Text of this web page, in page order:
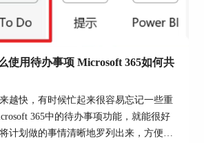
图3:显示计算值
要在全部函数中去翻找标准差函
标准差函数的英文名和公式，可
使用待办事项 Microsoft 365如何共
越快，有时候忙起来很容易忘记一些重
365中的待办事项功能，就能很好
计划做的事情清晰地罗列出来，方便随